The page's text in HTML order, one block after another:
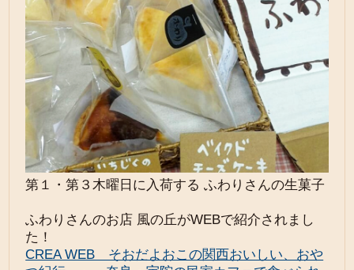
第１・第３木曜日に入荷する ふわりさんの生菓子
ふわりさんのお店 風の丘がWEBで紹介されまし
た！
CREA WEB そおだよおこの関西おいしい、おや